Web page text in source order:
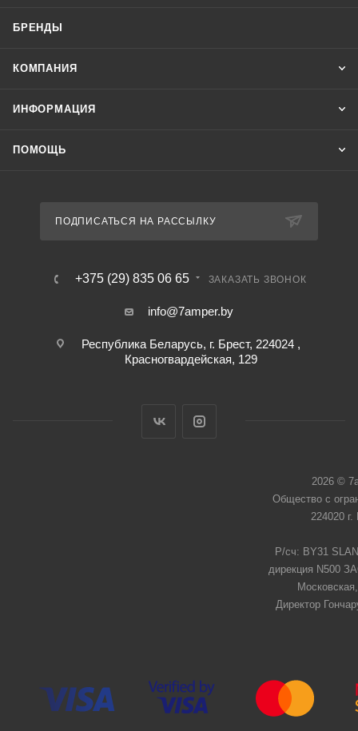
БРЕНДЫ
КОМПАНИЯ
ИНФОРМАЦИЯ
ПОМОЩЬ
ПОДПИСАТЬСЯ НА РАССЫЛКУ
+375 (29) 835 06 65 ЗАКАЗАТЬ ЗВОНОК
info@7amper.by
Республика Беларусь, г. Брест, 224024 ,
Красногвардейская, 129
2026 ©
Общество с
224020
Р/сч: BY31
дирекция N500
Директор